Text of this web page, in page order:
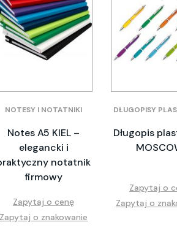
NOTESY I NOTATNIKI
Notes A5 KIEL –
elegancki i
notatnik
firmowy
Zapytaj o cenę
Zapytaj o znakowanie
DŁUGOPISY
Długopis
Zapytaj o
Zapytaj o